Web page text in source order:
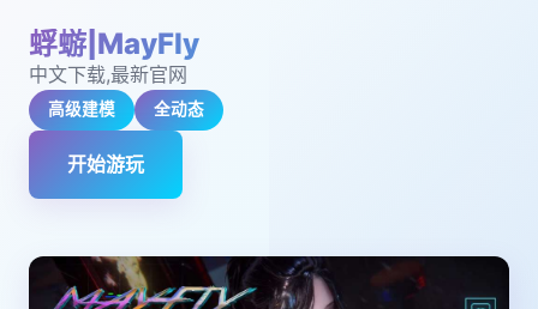
蜉蝣|MayFly
中文下载,最新官网
高级建模 全动态
开始游玩